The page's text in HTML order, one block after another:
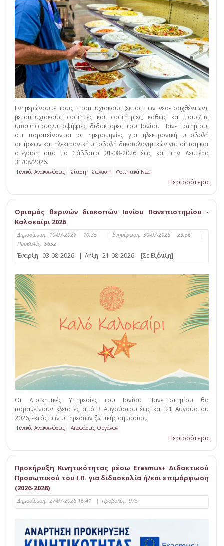
Ενημερώνουμε τους προπτυχιακούς (εκτός των νεοεισαχθέντων),
μεταπτυχιακούς φοιτητές και φοιτήτριες, καθώς και τους/τις
υποψήφιους/υποψήφιες διδάκτορες του Ιονίου Πανεπιστημίου,
ότι παρατείνονται οι ημερομηνίες για ηλεκτρονική υποβολή
αιτήσεων και ηλεκτρονική υποβολή δικαιολογητικών για σίτιση και
στέγαση από το Σάββατο 01-08-2026 έως και την Δευτέρα
31/08/2026.
Γενικές Ανακοινώσεις Σίτιση Στέγαση Φοιτητικά Νέα
Περισσότερα
Ορισμός θερινών διακοπών Ιονίου Πανεπιστημίου -
Καλοκαίρι 2026
Δημοσίευση: 10-07-2026 10:35 | Ενημέρωση: 30-07-2026 23:56
|
Προβολές: 3832
Έναρξη: 03-08-2026 | Λήξη: 21-08-2026 [Σε Εξέλιξη]
Οι Διοικητικές Υπηρεσίες του Ιονίου Πανεπιστημίου θα
παραμείνουν κλειστές από 3 Αυγούστου έως και 21 Αυγούστου
2026, εκτός των υπηρεσιών ζωτικής σημασίας.
Γενικές Ανακοινώσεις Αποφάσεις Οργάνων
Περισσότερα
Προκήρυξη Κινητικότητας μέσω Erasmus+ Διδακτικού
Προσωπικού του Ι.Π. για διδασκαλία ή/και επιμόρφωση
(2026-2028)
Δημοσίευση: 27-07-2026 16:41 | Προβολές: 975